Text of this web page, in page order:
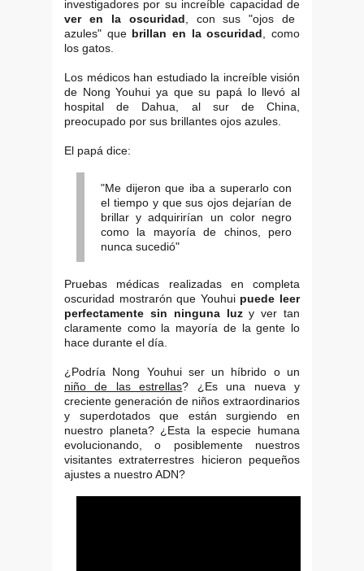
investigadores por su increíble capacidad de
ver en la oscuridad , con sus "ojos de
azules" que brillan en la oscuridad , como
los gatos.
Los médicos han estudiado la increíble visión
de Nong Youhui ya que su papá lo llevó al
hospital de Dahua, al sur de China,
preocupado por sus brillantes ojos azules.
El papá dice:
"Me dijeron que iba a superarlo con
el tiempo y que sus ojos dejarían de
brillar y adquirirían un color negro
como la mayoría de chinos, pero
nunca sucedió"
Pruebas médicas realizadas en completa
oscuridad mostrarón que Youhui puede leer
perfectamente sin ninguna luzy ver tan
claramente como la mayoría de la gente lo
hace durante el día.
¿Podría Nong Youhui ser un híbrido o un
niño de las estrellas? ¿Es una nueva y
creciente generación de niños extraordinarios
y superdotados que están surgiendo en
nuestro planeta? ¿Esta la especie humana
evolucionando, o posiblemente nuestros
visitantes extraterrestres hicieron pequeños
ajustes a nuestro ADN?